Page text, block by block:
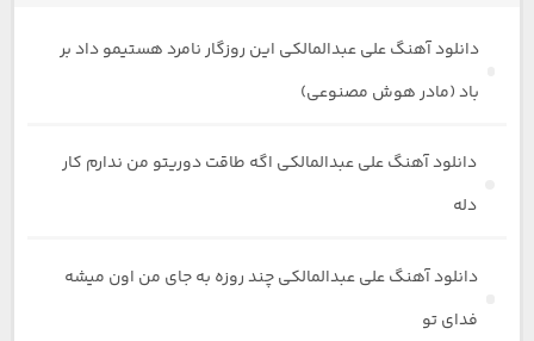
دانلود آهنگ علی عبدالمالکی این روزگار نامرد هستیمو داد بر
باد (مادر هوش مصنوعی)
دانلود آهنگ علی عبدالمالکی اگه طاقت دوریتو من ندارم کار
دله
دانلود آهنگ علی عبدالمالکی چند روزه به جای من اون میشه
فدای تو